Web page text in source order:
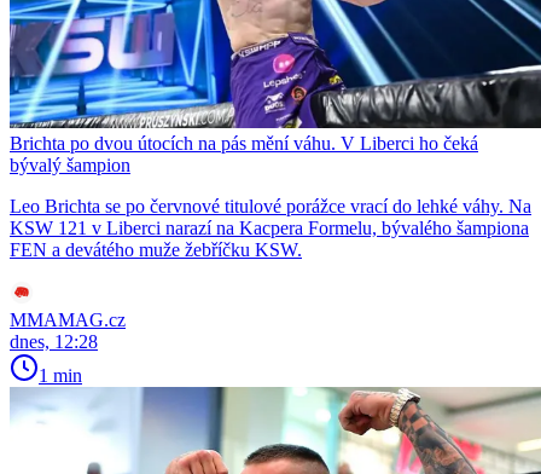
Brichta po dvou útocích na pás mění váhu. V Liberci ho čeká
bývalý šampion
Leo Brichta se po červnové titulové porážce vrací do lehké váhy. Na
KSW 121 v Liberci narazí na Kacpera Formelu, bývalého šampiona
FEN a devátého muže žebříčku KSW.
MMAMAG.cz
dnes, 12:28
1 min